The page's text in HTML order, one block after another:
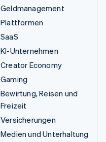
Geldmanagement
Plattformen
SaaS
KI-Unternehmen
Creator Economy
Gaming
Bewirtung, Reisen und
Freizeit
Versicherungen
Medien und Unterhaltung